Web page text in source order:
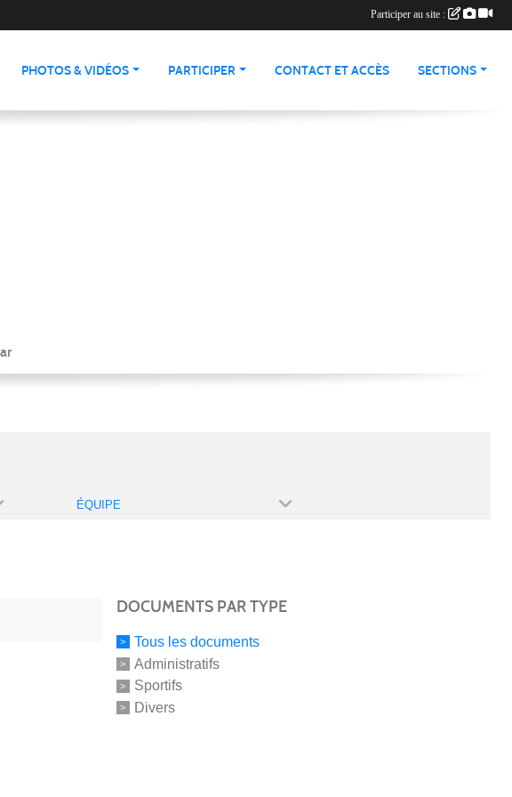
PHOTOS & VIDÉOS PARTICIPER CONTACT ET ACCÈS SECTIONS
ÉQUIPE
DOCUMENTS PAR TYPE
Tous les documents
Administratifs
Sportifs
Divers
Participer au site :